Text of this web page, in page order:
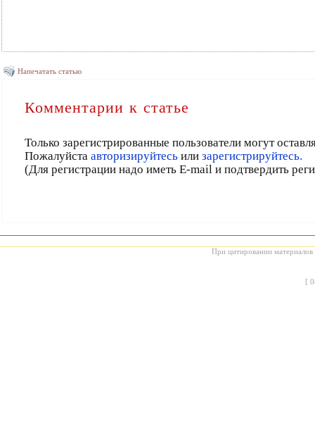
Напечатать статью
Комментарии к статье
Только зарегистрированные пользователи могут
Пожалуйста авторизируйтесьили зарегистрируйтесь.
(Для регистрации надо иметь E-mail и подтвердить
При цитировании материалов
[